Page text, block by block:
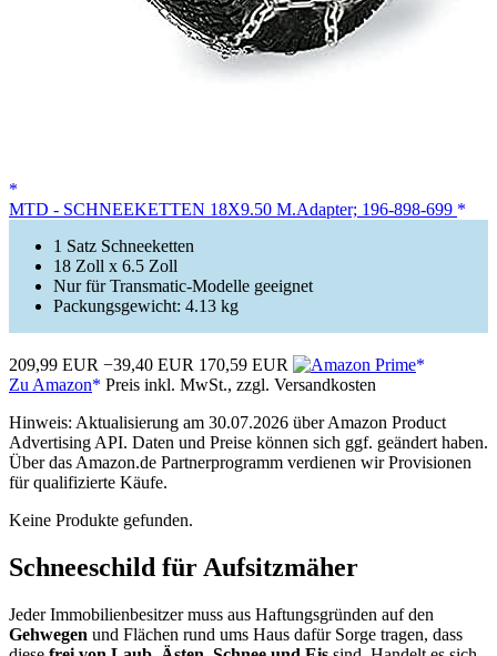
MTD - SCHNEEKETTEN 18X9.50 M.Adapter; 196-898-699
1 Satz Schneeketten
18 Zoll x 6.5 Zoll
Nur für Transmatic-Modelle geeignet
Packungsgewicht: 4.13 kg
209,99 EUR −39,40 EUR 170,59 EUR
Zu Amazon
Preis inkl. MwSt., zzgl. Versandkosten
Hinweis: Aktualisierung am 30.07.2026 über Amazon Product
Advertising API. Daten und Preise können sich ggf. geändert haben.
Über das Amazon.de Partnerprogramm verdienen wir Provisionen
für qualifizierte Käufe.
Keine Produkte gefunden.
Schneeschild für Aufsitzmäher
Jeder Immobilienbesitzer muss aus Haftungsgründen auf den
Gehwegen und Flächen rund ums Haus dafür Sorge tragen, dass